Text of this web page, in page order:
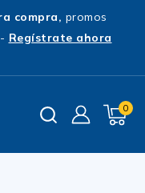
compra, promos
Regístrate ahora
0